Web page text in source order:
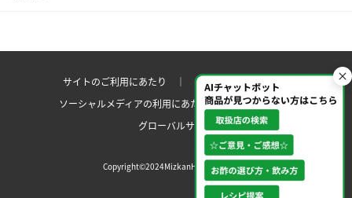
サイトのご利用にあたり ｜プライバシーポリシー
ソーシャルメディアの利用にあたりサイトマップ ｜
グローバルサイト
Copyright©2024MizkanHoldingsCo.Ltd.